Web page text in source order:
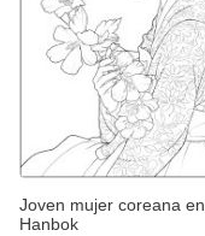
Joven mujer coreana en
Hanbok